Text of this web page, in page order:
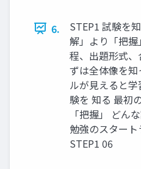
6.
STEP1 試験を
解」より「把握
程、出題形式
ずは全体像を
ルが見えると
験を 知る 最初
「把握」 どん
勉強のスター
STEP1 06